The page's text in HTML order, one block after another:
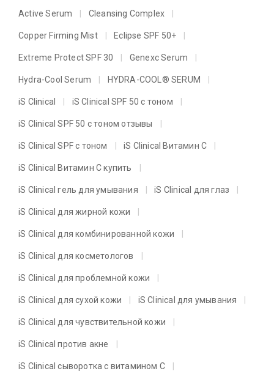
Active Serum Cleansing Complex
Copper Firming Mist Eclipse SPF 50+
Extreme Protect SPF 30 Genexc Serum
Hydra-Cool Serum HYDRA-COOL® SERUM
iS Clinical iS Clinical SPF 50 с тоном
iS Clinical SPF 50 с тоном отзывы
iS Clinical SPF с тоном iS Clinical Витамин C
iS Clinical Витамин C купить
iS Clinical гель для умывания iS Clinical для глаз
iS Clinical для жирной кожи
iS Clinical для комбинированной кожи
iS Clinical для косметологов
iS Clinical для проблемной кожи
iS Clinical для сухой кожи iS Clinical для умывания
iS Clinical для чувствительной кожи
iS Clinical против акне
iS Clinical сыворотка с витамином C